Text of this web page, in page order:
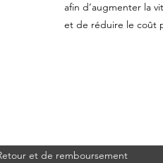
afin d’augmenter la
et de réduire le coût
22X2C-33, 41 300 220 033
et de remboursement